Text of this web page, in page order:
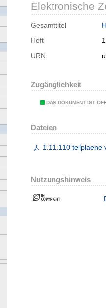
Elektronische
Gesamttitel
Heft
URN
Zugänglichkeit
DAS DOKUMENT IST
Dateien
1.11.110 teilplaene
Nutzungshinweis